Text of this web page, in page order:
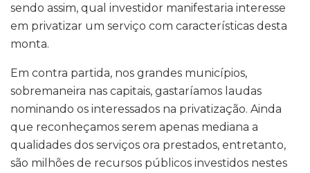
sendo assim, qual investidor manifestaria interesse
em privatizar um serviço com características desta
monta.
Em contra partida, nos grandes municípios,
sobremaneira nas capitais, gastaríamos laudas
nominando os interessados na privatização. Ainda
que reconheçamos serem apenas mediana a
qualidades dos serviços ora prestados, entretanto,
são milhões de recursos públicos investidos nestes